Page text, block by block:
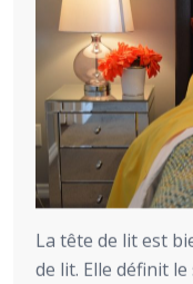
La tête de lit est
de lit. Elle définit